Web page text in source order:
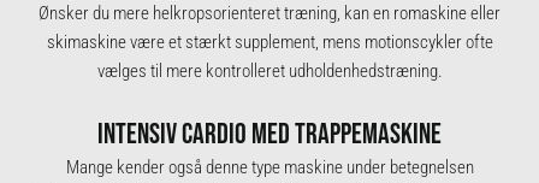
Ønsker du mere helkropsorienteret træning, kan en romaskineeller
skimaskinevære et stærkt supplement, mens motionscyklerofte
vælges til mere kontrolleret udholdenhedstræning.
INTENSIV CARDIO MED TRAPPEMASKINE
Mange kender også denne type maskine under betegnelsen